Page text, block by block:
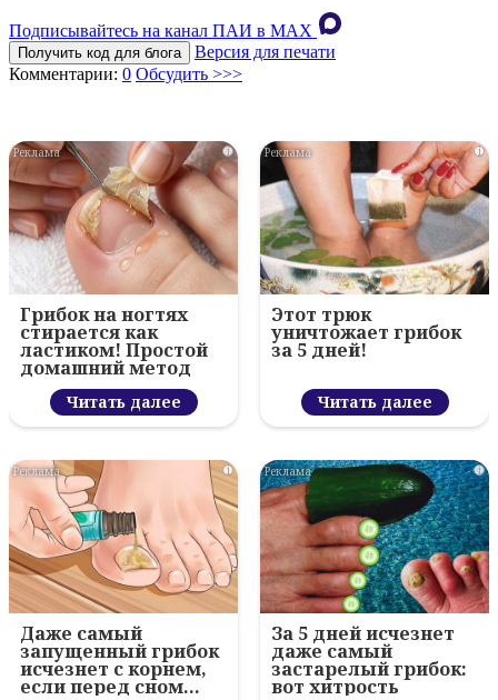
Подписывайтесь на канал ПАИ в MAХ
Получить код для блога
Версия для печати
Комментарии: 0 Обсудить >>>
i
Грибок на ногтях
стирается как
ластиком! Простой
домашний метод
Читать далее
i
Этот трюк
уничтожает грибок
за 5 дней!
Читать далее
i
Даже самый
запущенный грибок
исчезнет с корнем,
если перед сном…
i
За 5 дней исчезнет
даже самый
застарелый грибок:
вот хитрость